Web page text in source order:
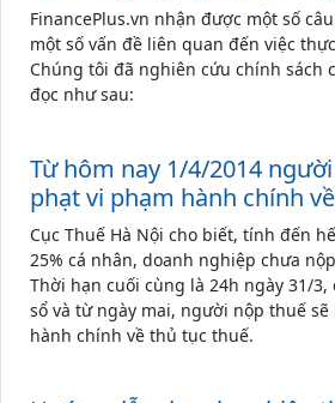
FinancePlus.vn nhận được một số
một số vấn đề liên quan đến việc
Chúng tôi đã nghiên cứu chính sách
đọc như sau:
Từ hôm nay 1/4/2014
phạt vi phạm hành chính
Cục Thuế Hà Nội cho biết, tính đến
25% cá nhân, doanh nghiệp chưa
Thời hạn cuối cùng là 24h ngày 31/3,
sổ và từ ngày mai, người nộp thuế
hành chính về thủ tục thuế.